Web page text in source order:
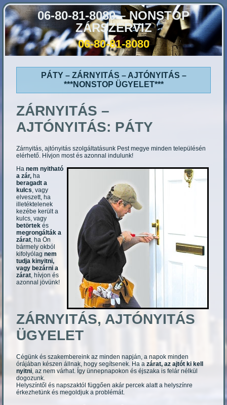
06-80-81-8080 – NONSTOP
ZÁRSZERVIZ
06-80-81-8080
PÁTY – ZÁRNYITÁS – AJTÓNYITÁS –
***NONSTOP ÜGYELET***
ZÁRNYITÁS –
AJTÓNYITÁS: PÁTY
Zárnyitás, ajtónyitás szolgáltatásunk Pest megye minden településén
elérhető. Hívjon most és azonnal indulunk!
Hanem nyitható
a zár, ha
beragadt a
kulcs, vagy
elveszett, ha
illetéktelenek
kezébe került a
kulcs, vagy
betörtek és
megrongálták a
zárat, ha Ön
bármely okból
kifolyólagnem
tudja kinyitni,
vagy bezárni a
zárat, hívjon és
azonnal jövünk!
ZÁRNYITÁS, AJTÓNYITÁS
ÜGYELET
Cégünk és szakembereink az minden napján, a napok minden
órájában készen állnak, hogy segítsenek. Ha azárat, az ajtót ki kell
nyitni, az nem várhat. Így ünnepnapokon és éjszaka is felár nélkül
dogozunk.
Helyszíntől és napszaktól függően akár percek alatt a helyszínre
érkezhetünk és megoldjuk a problémát.